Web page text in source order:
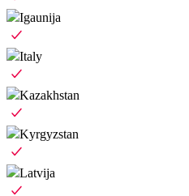
Igaunija
Italy
Kazakhstan
Kyrgyzstan
Latvija